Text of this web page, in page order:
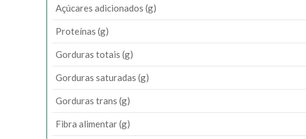
Açúcares adicionados (g)
Proteínas (g)
Gorduras totais (g)
Gorduras saturadas (g)
Gorduras trans (g)
Fibra alimentar (g)